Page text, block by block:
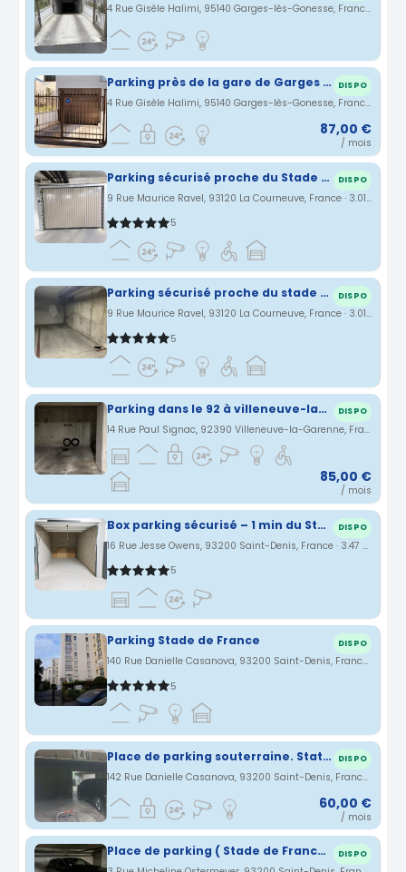
4 Rue Gisèle Halimi, 95140 Garges-lès-Gonesse, France · 3 km
Parking près de la gare de Garges les Gonesse sarcelle DISPO
4 Rue Gisèle Halimi, 95140 Garges-lès-Gonesse, France · 3 km
87,00 €
/ mois
Parking sécurisé proche du Stade de France. DISPO
9 Rue Maurice Ravel, 93120 La Courneuve, France · 3.01 km
5
Parking sécurisé proche du stade de France et de Paris DISPO
9 Rue Maurice Ravel, 93120 La Courneuve, France · 3.01 km
5
Parking dans le 92 à villeneuve-la-garenne DISPO
14 Rue Paul Signac, 92390 Villeneuve-la-Garenne, France · 3.23 km
85,00 €
/ mois
Box parking sécurisé – 1 min du Stade de France DISPO
16 Rue Jesse Owens, 93200 Saint-Denis, France · 3.47 km
5
Parking Stade de France DISPO
140 Rue Danielle Casanova, 93200 Saint-Denis, France · 3.5 km
5
Place de parking souterraine. Stationnement sécurisé près du Stade de France. DISPO
142 Rue Danielle Casanova, 93200 Saint-Denis, France · 3.52 km
60,00 €
/ mois
Place de parking ( Stade de France ) DISPO